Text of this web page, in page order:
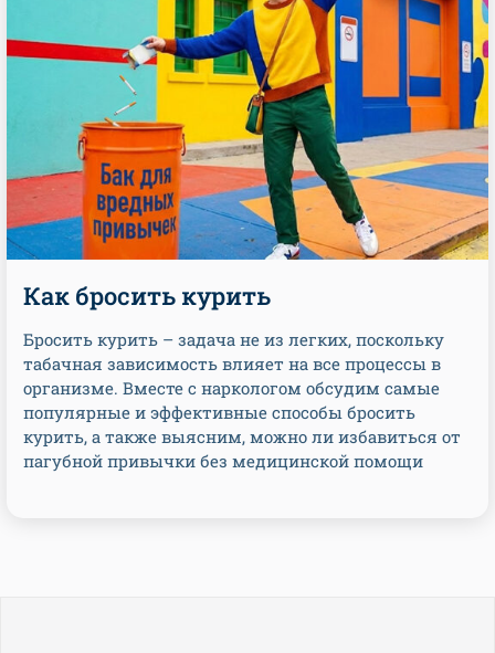
Как бросить курить
Бросить курить – задача не из легких, поскольку
табачная зависимость влияет на все процессы в
организме. Вместе с наркологом обсудим самые
популярные и эффективные способы бросить
курить, а также выясним, можно ли избавиться от
пагубной привычки без медицинской помощи